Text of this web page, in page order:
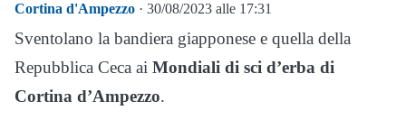
Cortina d'Ampezzo · 30/08/2023 alle 17:31
Sventolano la bandiera giapponese e quella della
Repubblica Ceca ai Mondiali di sci d’erba di
Cortina d’Ampezzo.